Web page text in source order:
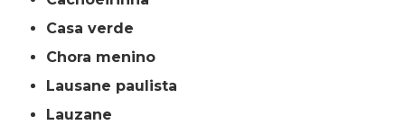
casa verde
chora menino
lausane paulista
lauzane